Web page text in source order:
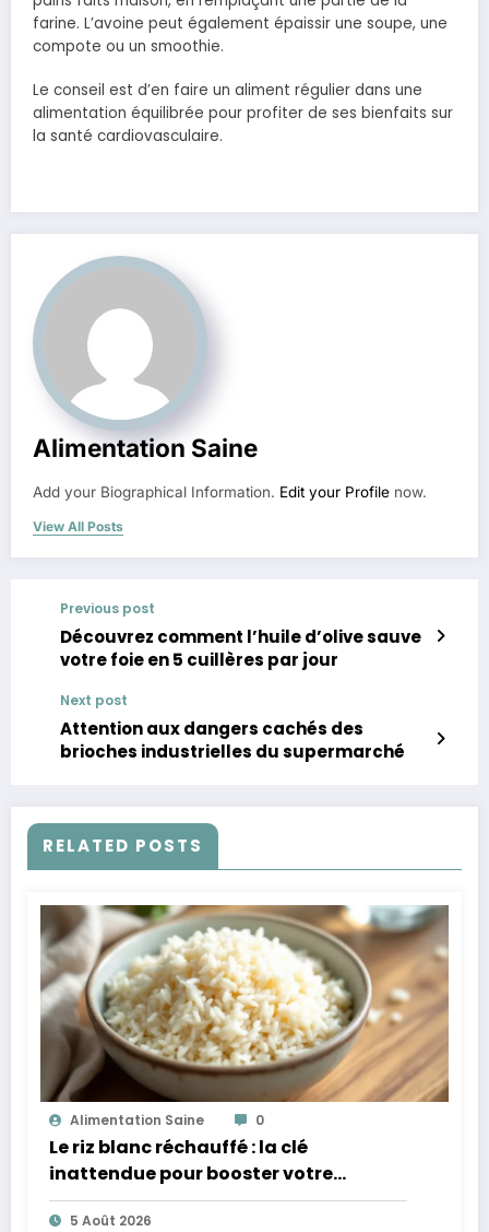
farine. L’avoine peut également épaissir une soupe, une
compote ou un smoothie.
Le conseil est d’en faire un aliment régulier dans une
alimentation équilibrée pour profiter de ses bienfaits sur
la santé cardiovasculaire.
Alimentation Saine
Add your Biographical Information. Edit your Profile now.
View All Posts
Previous post
Découvrez comment l’huile d’olive sauve
votre foie en 5 cuillères par jour
Next post
Attention aux dangers cachés des
brioches industrielles du supermarché
RELATED POSTS
Alimentation Saine 0
Le riz blanc réchauffé : la clé
inattendue pour booster votre
microbiote
5 Août 2026